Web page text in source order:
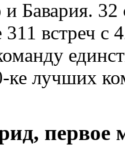
Бавария.
встреч с
ке лучших
первое